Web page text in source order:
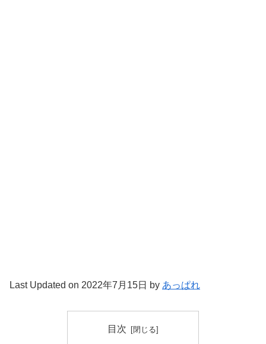
Last Updated on 2022年7月15日 by あっぱれ
目次